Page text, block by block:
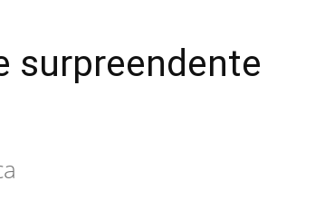
surpreendente